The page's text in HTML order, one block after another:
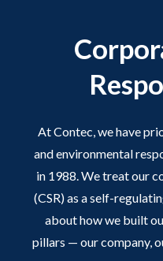
At Contec, we have
and environmental
in 1988. We treat our
(CSR) as a self-
about how we built
pillars — our company,